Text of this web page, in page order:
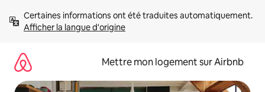
directement
Afficher la langue d'origine
Mettre mon logement sur Airbnb